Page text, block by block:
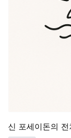
신 포세이돈의